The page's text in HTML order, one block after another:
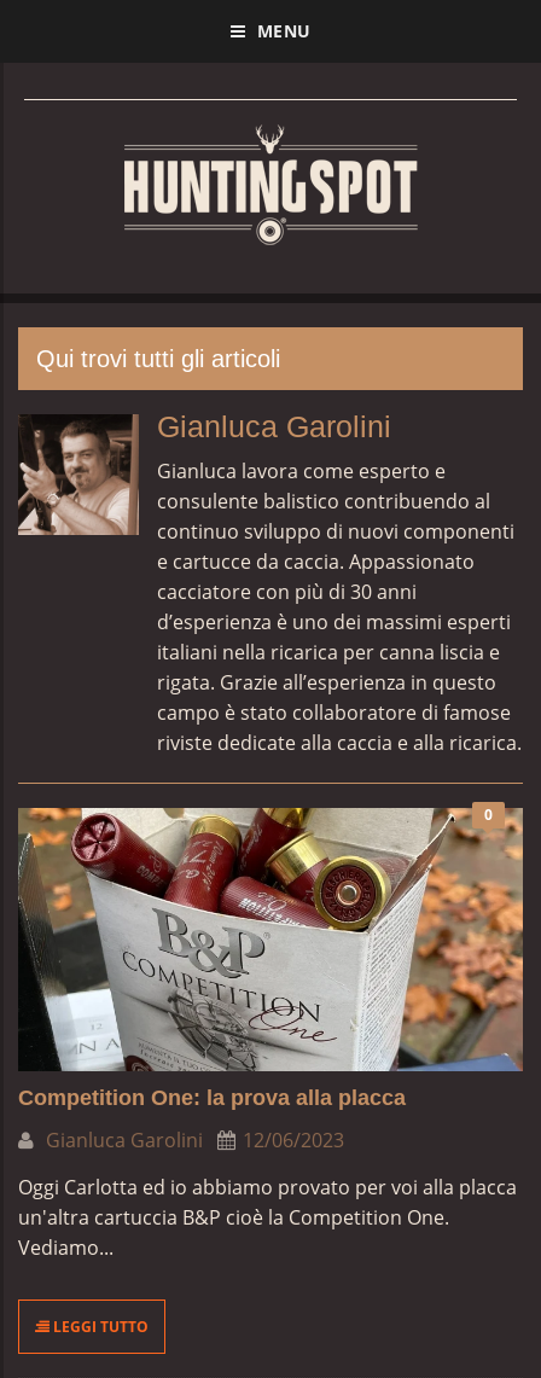
MENU
Qui trovi tutti gli articoli
Gianluca Garolini
Gianluca lavora come esperto e
consulente balistico contribuendo al
continuo sviluppo di nuovi componenti
e cartucce da caccia. Appassionato
cacciatore con più di 30 anni
d’esperienza è uno dei massimi esperti
italiani nella ricarica per canna liscia e
rigata. Grazie all’esperienza in questo
campo è stato collaboratore di famose
riviste dedicate alla caccia e alla ricarica.
0
Competition One: la prova alla placca
Gianluca Garolini
12/06/2023
Oggi Carlotta ed io abbiamo provato per voi alla placca
un'altra cartuccia B&P cioè la Competition One.
Vediamo...
LEGGI TUTTO